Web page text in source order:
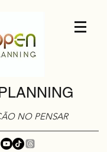
NO PENSAR